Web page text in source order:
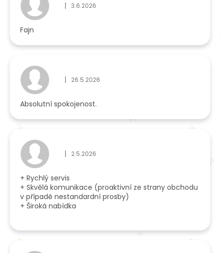
Hodnocení obchodu je 5 z 5 hvězdiček.
| 3.6.2026
Fajn
Hodnocení obchodu je 5 z 5 hvězdiček.
| 26.5.2026
Absolutní spokojenost.
Hodnocení obchodu je 5 z 5 hvězdiček.
| 2.5.2026
+ Rychlý servis
+ Skvělá komunikace (proaktivní ze strany obchodu
v případě nestandardní prosby)
+ Široká nabídka